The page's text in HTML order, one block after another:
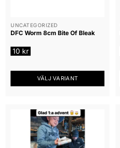
UNCATEGORIZED
DFC Worm 8cm Bite Of Bleak
10 kr
VÄLJ VARIANT
produkten
varianter.